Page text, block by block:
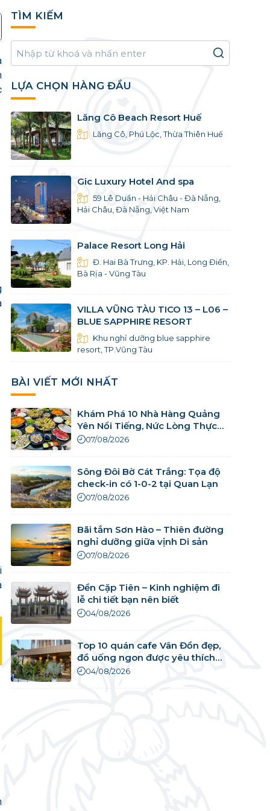
TÌM KIẾM
LỰA CHỌN HÀNG ĐẦU
Lăng Cô Beach Resort Huế
Lăng Cô, Phú Lộc, Thừa Thiên Huế
Gic Luxury Hotel And spa
59 Lê Duẩn - Hải Châu - Đà Nẵng,
Hải Châu, Đà Nẵng, Việt Nam
Palace Resort Long Hải
Đ. Hai Bà Trưng, KP. Hải, Long Điền,
Bà Rịa - Vũng Tàu
VILLA VŨNG TÀU TICO 13 – L06 –
BLUE SAPPHIRE RESORT
Khu nghỉ dưỡng blue sapphire
resort, TP.Vũng Tàu
BÀI VIẾT MỚI NHẤT
Khám Phá 10 Nhà Hàng Quảng
Yên Nổi Tiếng, Nức Lòng Thực
Khách
07/08/2026
Sông Đôi Bờ Cát Trắng: Tọa độ
check-in có 1-0-2 tại Quan Lạn
07/08/2026
Bãi tắm Sơn Hào – Thiên đường
nghỉ dưỡng giữa vịnh Di sản
07/08/2026
Đền Cặp Tiên – Kinh nghiệm đi
lễ chi tiết bạn nên biết
04/08/2026
Top 10 quán cafe Vân Đồn đẹp,
đồ uống ngon được yêu thích
nhất
04/08/2026